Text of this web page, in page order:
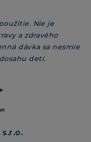
Nie je
a zdravého
dávka sa nesmie
detí.
s.r.o.